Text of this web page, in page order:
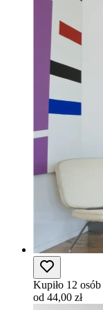
Kupiło 12 osób
od 44,00 zł